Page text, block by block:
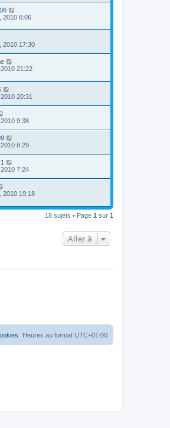
2010 6:06
2010 17:30
21:22
20:31
9:38
8:29
7:24
2010 19:18
18 sujets • Page 1 sur 1
Aller à
Heures au format UTC+01:00